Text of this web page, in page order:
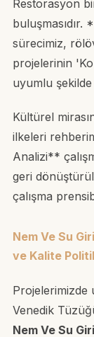
Restorasyon
sürecimiz,
projelerinin
uyumlu
Kültürel
ilkeleri
Analizi**
geri
çalışma
Nem Ve Su
ve Kalite
Projelerimizde
Venedik
Nem Ve Su